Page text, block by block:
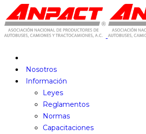
Nosotros
Información
Leyes
Reglamentos
Normas
Capacitaciones